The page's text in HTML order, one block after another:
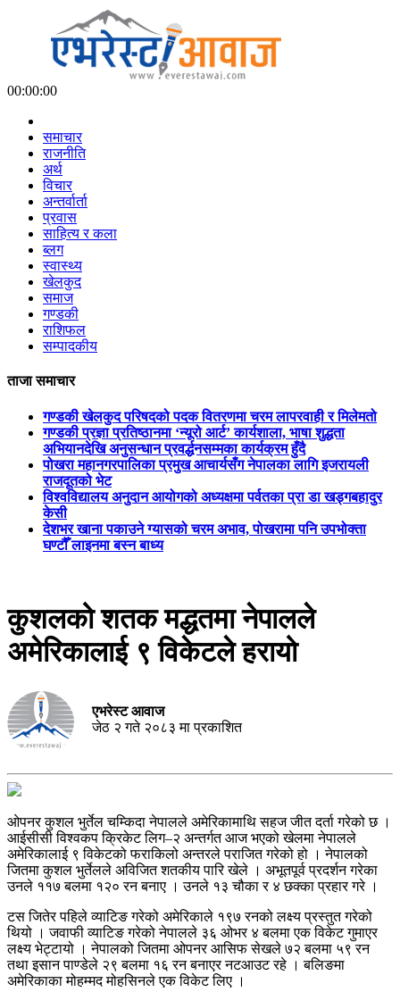
00:00:00
समाचार
राजनीति
अर्थ
विचार
अन्तर्वार्ता
प्रवास
साहित्य र कला
ब्लग
स्वास्थ्य
खेलकुद
समाज
गण्डकी
राशिफल
सम्पादकीय
ताजा समाचार
गण्डकी खेलकुद परिषदको पदक वितरणमा चरम लापरवाही र मिलेमतो
गण्डकी प्रज्ञा प्रतिष्ठानमा ‘न्यूरो आर्ट’ कार्यशाला, भाषा शुद्धता
अभियानदेखि अनुसन्धान प्रवर्द्धनसम्मका कार्यक्रम हुँदै
पोखरा महानगरपालिका प्रमुख आचार्यसँग नेपालका लागि इजरायली
राजदूतको भेट
विश्वविद्यालय अनुदान आयोगको अध्यक्षमा पर्वतका प्रा डा खड्गबहादुर
केसी
देशभर खाना पकाउने ग्यासको चरम अभाव, पोखरामा पनि उपभोक्ता
घण्टौँ लाइनमा बस्न बाध्य
कुशलको शतक मद्धतमा नेपालले
अमेरिकालाई ९ विकेटले हरायो
एभरेस्ट आवाज
जेठ २ गते २०८३ मा प्रकाशित
ओपनर कुशल भुर्तेल चम्किदा नेपालले अमेरिकामाथि सहज जीत दर्ता गरेको छ ।
आईसीसी विश्वकप क्रिकेट लिग–२ अन्तर्गत आज भएको खेलमा नेपालले
अमेरिकालाई ९ विकेटको फराकिलो अन्तरले पराजित गरेको हो । नेपालको
जितमा कुशल भुर्तेलले अविजित शतकीय पारि खेले । अभूतपूर्व प्रदर्शन गरेका
उनले ११७ बलमा १२० रन बनाए । उनले १३ चौका र ४ छक्का प्रहार गरे ।
टस जितेर पहिले व्याटिङ गरेको अमेरिकाले १९७ रनको लक्ष्य प्रस्तुत गरेको
थियो । जवाफी व्याटिङ गरेको नेपालले ३६ ओभर ४ बलमा एक विकेट गुमाएर
लक्ष्य भेट्टायो । नेपालको जितमा ओपनर आसिफ सेखले ७२ बलमा ५९ रन
तथा इसान पाण्डेले २९ बलमा १६ रन बनाएर नटआउट रहे । बलिङमा
अमेरिकाका मोहम्मद मोहसिनले एक विकेट लिए ।